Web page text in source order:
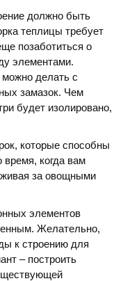
должно быть
теплицы требует
позаботиться о
элементами.
делать с
замазок. Чем
будет изолировано,
которые способны
когда вам
за овощными
элементов
Желательно,
к строению для
– построить